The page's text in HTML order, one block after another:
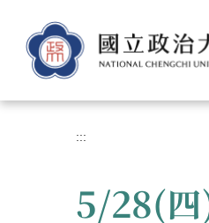
容
:::
5/28(四